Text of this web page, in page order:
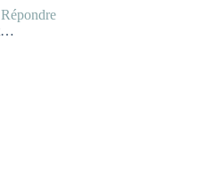
Répondre